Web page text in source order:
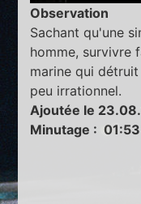
Observation
Sachant qu'une
homme, survivre
marine qui
peu irrationnel.
Ajoutée le
Minutage :